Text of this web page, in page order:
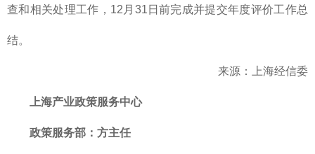
查和相关处理工作，12月31日前完成并提交年度评价工作总
结。
来源：上海经信委
上海产业政策服务中心
政策服务部 ：方主任